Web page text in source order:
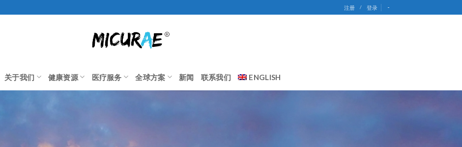
注册 / 登录 -
关于我们 健康资源 医疗服务 全球方案 新闻 联系我们 ENGLISH